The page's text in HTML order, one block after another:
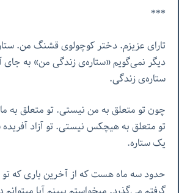
***
تارای عزیزم. دختر کوچولوی قشنگ من.
دیگر نمی‌گویم «ستاره‌ی زندگی من» به
ستاره‌ی زندگی.
چون تو متعلق به من نیستی. تو متعلق به
تو متعلق به هیچکس نیستی. تو آزاد
یک ستاره.
حدود سه ماه هست که از آخرین باری که